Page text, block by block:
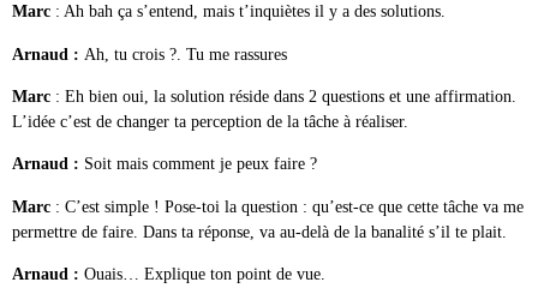
Marc : Ah bah ça s’entend, mais t’inquiètes il y a des solutions.
Arnaud : Ah, tu crois ?. Tu me rassures
Marc : Eh bien oui, la solution réside dans 2 questions et une affirmation.
L’idée c’est de changer ta perception de la tâche à réaliser.
Arnaud : Soit mais comment je peux faire ?
Marc : C’est simple ! Pose-toi la question : qu’est-ce que cette tâche va me
permettre de faire. Dans ta réponse, va au-delà de la banalité s’il te plait.
Arnaud : Ouais… Explique ton point de vue.